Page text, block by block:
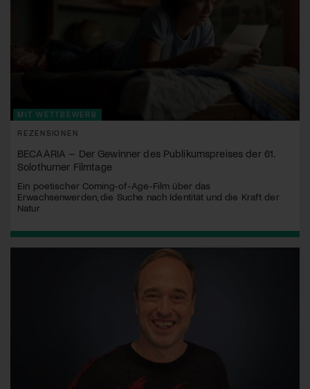
MIT WETTBEWERB
REZENSIONEN
BECAÀRIA – Der Gewinner des Publikumspreises der 61.
Solothurner Filmtage
Ein poetischer Coming-of-Age-Film über das
Erwachsenwerden, die Suche nach Identität und die Kraft der
Natur